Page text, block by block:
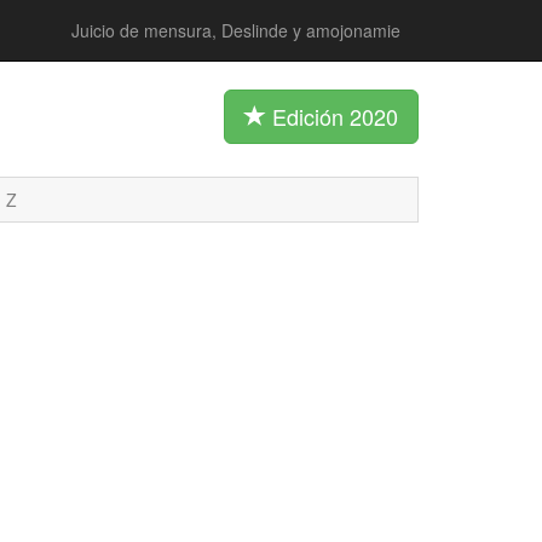
Juicio de mensura, Deslinde y amojonamie
Edición 2020
Z